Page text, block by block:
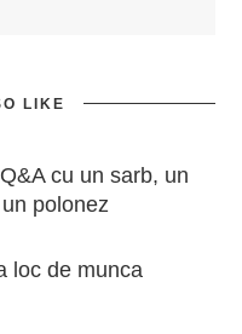
LIKE
cu un sarb, un
polonez
loc de munca